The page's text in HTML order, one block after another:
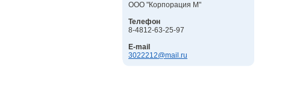
ООО "Корпорация М"
Телефон
8-4812-63-25-97
E-mail
3022212@mail.ru